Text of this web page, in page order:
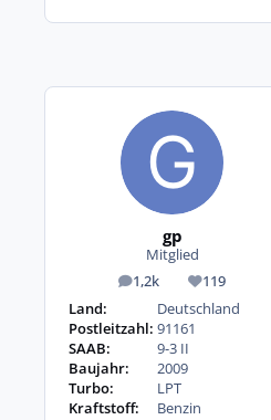
gp
Mitglied
1,2k
Beiträge 119
Reputation
Land:
Deutschland
Postleitzahl: 91161
SAAB:
9-3 II
Baujahr:
2009
Turbo:
LPT
Kraftstoff:
Benzin